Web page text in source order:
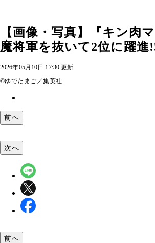
【画像・写真】『キン
魔将軍を抜いて2位に躍進
2026年05月10日 17:30 更新
©ゆでたまご／集英社
前へ
次へ
前へ